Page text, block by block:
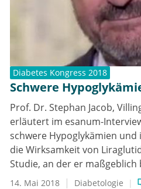
Diabetes Kongress 2018
Schwere
Prof. Dr. Stephan Jacob,
erläutert im esanum-
schwere Hypoglykämien und
die Wirksamkeit von
Studie, an der er maßgeblich
14. Mai 2018 Diabetologie